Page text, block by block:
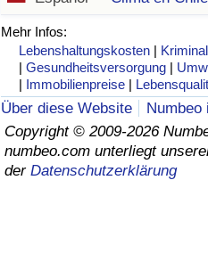
Mehr Infos:
Lebenshaltungskosten |
|Gesundheitsversorgung |
| Immobilienpreise |
Über diese Website
Numbeo
Copyright © 2009-2026
numbeo.com unterliegt
der Datenschutzerklärung
Gesundheitsversorgung
Gesundheitsversorgungs-
Gesundheitsversorgungs-
Gesundheitsversorgungs-